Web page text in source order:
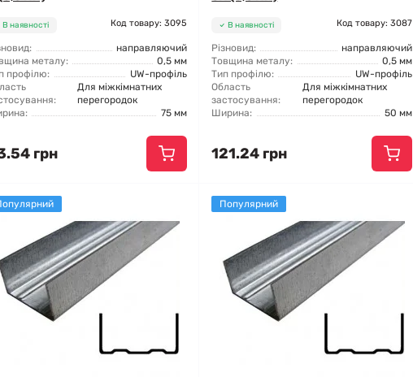
В наявності Код товару: 3095
направляючий
металу:
0,5 мм
профілю:
UW-профіль
Для міжкімнатних
перегородок
75 мм
грн
В наявності Код товару: 3087
Різновид:
направляючий
Товщина металу:
0,5 мм
Тип профілю:
UW-профіль
Область
застосування:
Для міжкімнатних
перегородок
Ширина:
50 мм
121.24 грн
Популярний